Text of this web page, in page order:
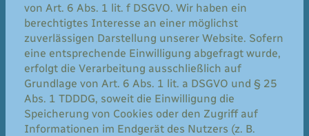
von Art. 6 Abs. 1 lit. f DSGVO. Wir haben ein
berechtigtes Interesse an einer möglichst
zuverlässigen Darstellung unserer Website. Sofern
eine entsprechende Einwilligung abgefragt wurde,
erfolgt die Verarbeitung ausschließlich auf
Grundlage von Art. 6 Abs. 1 lit. a DSGVO und § 25
Abs. 1 TDDDG, soweit die Einwilligung die
Speicherung von Cookies oder den Zugriff auf
Informationen im Endgerät des Nutzers (z. B.